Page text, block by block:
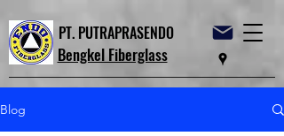
PT. PUTRAPRASENDO
Bengkel Fiberglass
Blog